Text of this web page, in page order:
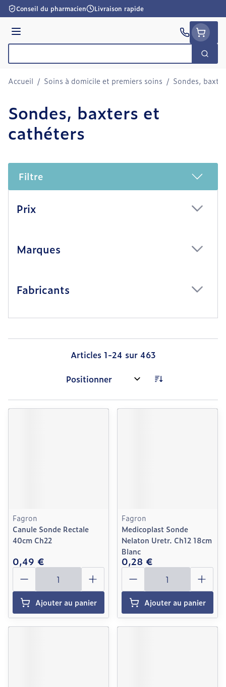
Aller au contenu
Conseil du pharmacien Livraison rapide
Menu
Accueil / Soins à domicile et premiers soins / Sondes,
Sondes, baxters et
cathéters
Filtre
Prix
Marques
Fabricants
Articles 1-24 sur 463
Trier par:
Fagron
Canule Sonde Rectale
40cm Ch22
0,49 €
Quantité
Ajouter au panier
Fagron
Medicoplast Sonde
Nelaton Uretr. Ch12 18cm
Blanc
0,28 €
Quantité
Ajouter au panier